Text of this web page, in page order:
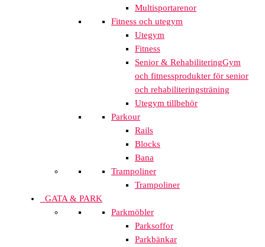
Multisportarenor
Fitness och utegym
Utegym
Fitness
Senior & RehabiliteringGym
och fitnessprodukter för senior
och rehabiliteringsträning
Utegym tillbehör
Parkour
Rails
Blocks
Bana
Trampoliner
Trampoliner
GATA & PARK
Parkmöbler
Parksoffor
Parkbänkar